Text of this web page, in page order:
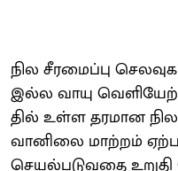
நில சீரமைப்பு
இல்ல வாயு
தில் உள்ள தரமான
வானிலை மாற்​றம்
செயல்​படு​வதை உறுதி